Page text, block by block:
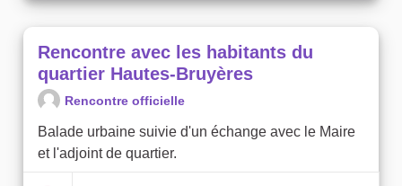
Rencontre avec les habitants du
quartier Hautes-Bruyères
Rencontre officielle
Balade urbaine suivie d'un échange avec le Maire
et l'adjoint de quartier.